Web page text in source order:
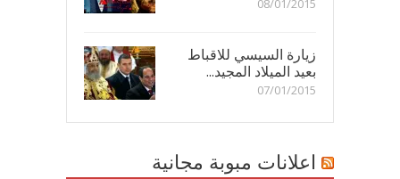
08/01/2015
زيارة السيسي للاقباط
بعيد الميلاد المجيد...
07/01/2015
اعلانات مبوبة مجانية